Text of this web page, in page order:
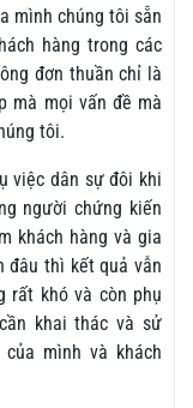
mình chúng tôi sẵn
hàng trong các
đơn thuần chỉ là
mà mọi vấn đề mà
tôi.
việc dân sự đôi khi
người chứng kiến
khách hàng và gia
đâu thì kết quả vẫn
rất khó và còn phụ
khai thác và sử
mình và khách